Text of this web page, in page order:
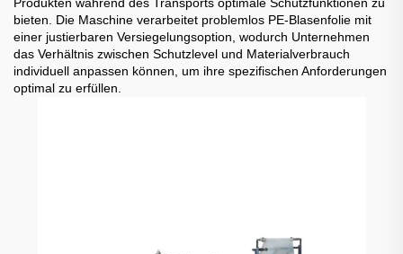
bieten. Die Maschine verarbeitet problemlos PE-Blasenfolie mit
einer justierbaren Versiegelungsoption, wodurch Unternehmen
das Verhältnis zwischen Schutzlevel und Materialverbrauch
individuell anpassen können, um ihre spezifischen Anforderungen
optimal zu erfüllen.